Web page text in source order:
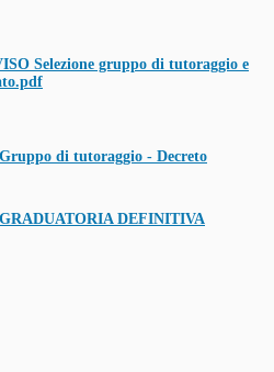
Selezione gruppo di tutoraggio e
di tutoraggio - Decreto
DEFINITIVA